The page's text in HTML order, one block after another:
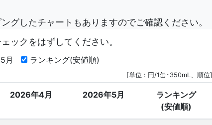
グしたチャートもありますのでご確認ください。
ックをはずしてください。
月 ランキング(安値順)
[単位 : 円/1缶･350mL、順位]
2026年4月 2026年5月
ランキング
(安値順)